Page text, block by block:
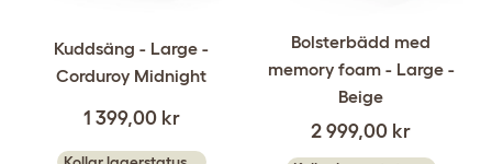
Kuddsäng - Large -
Corduroy Midnight
1 399,00 kr
Bolsterbädd med
memory foam - Large -
Beige
2 999,00 kr